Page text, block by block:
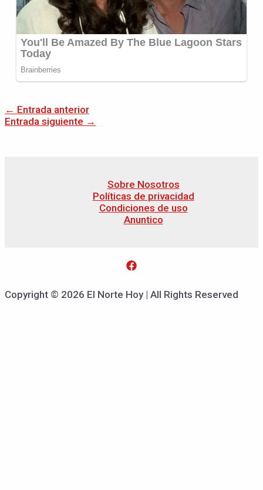
← Entrada anterior
Entrada siguiente →
Sobre Nosotros
Políticas de privacidad
Condiciones de uso
Anuntico
Copyright © 2026 El Norte Hoy | All Rights Reserved